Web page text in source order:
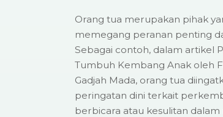
Orang tua merupakan pihak
memegang peranan penting
Sebagai contoh, dalam artikel
Tumbuh Kembang Anak oleh
Gadjah Mada, orang tua
peringatan dini terkait
berbicara atau kesulitan dalam